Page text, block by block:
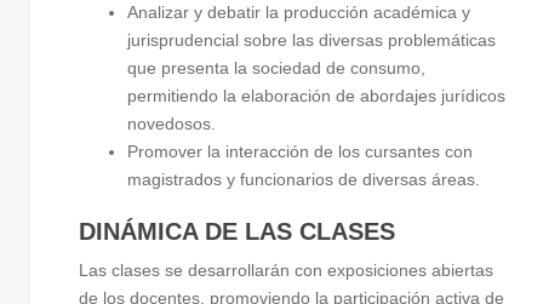
Analizar y debatir la producción académica y
jurisprudencial sobre las diversas problemáticas
que presenta la sociedad de consumo,
permitiendo la elaboración de abordajes jurídicos
novedosos.
Promover la interacción de los cursantes con
magistrados y funcionarios de diversas áreas.
DINÁMICA DE LAS CLASES
Las clases se desarrollarán con exposiciones abiertas
de los docentes, promoviendo la participación activa de